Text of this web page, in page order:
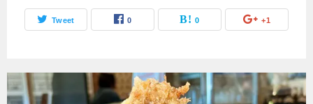
Tweet 0 0 +1